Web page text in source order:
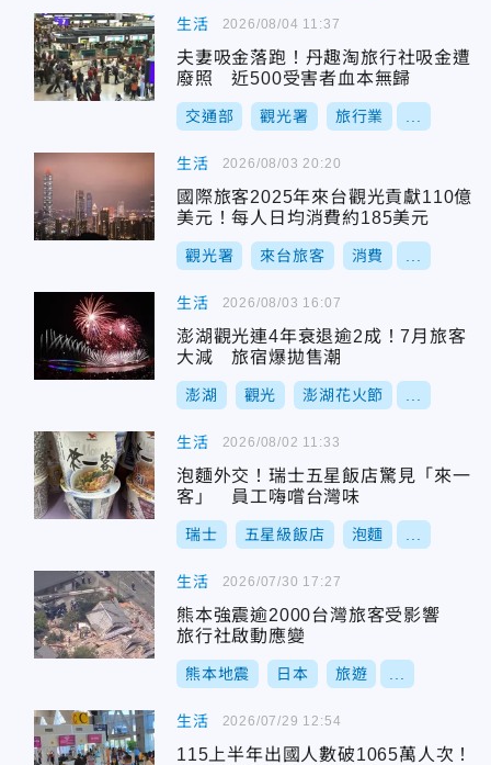
生活
夫妻吸金落跑！丹趣淘旅行社吸金遭
廢照 近500受害者血本無歸
交通部 觀光署 旅行業
2026/08/04 11:37
生活
國際旅客2025年來台觀光貢獻110億
美元！每人日均消費約185美元
觀光署 來台旅客 消費
2026/08/03 20:20
生活
澎湖觀光連4年衰退逾2成！7月旅客
大減 旅宿爆拋售潮
澎湖 觀光 澎湖花火節
2026/08/03 16:07
生活
泡麵外交！瑞士五星飯店驚見「來一
客」 員工嗨嚐台灣味
瑞士 五星級飯店 泡麵
2026/08/02 11:33
生活
熊本強震逾2000台灣旅客受影響
旅行社啟動應變
熊本地震 日本 旅遊
2026/07/30 17:27
生活
115上半年出國人數破1065萬人次！
2026/07/29 12:54